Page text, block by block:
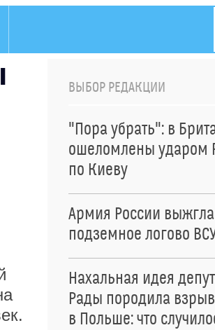
ВЫБОР РЕДАКЦИИ
"Пора убрать": в
ошеломлены ударом
по Киеву
Армия России выжгла
подземное логово
Нахальная идея
Рады породила
в Польше: что